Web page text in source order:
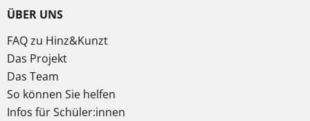
ÜBER UNS
FAQ zu Hinz&Kunzt
Das Projekt
Das Team
So können Sie helfen
Infos für Schüler:innen